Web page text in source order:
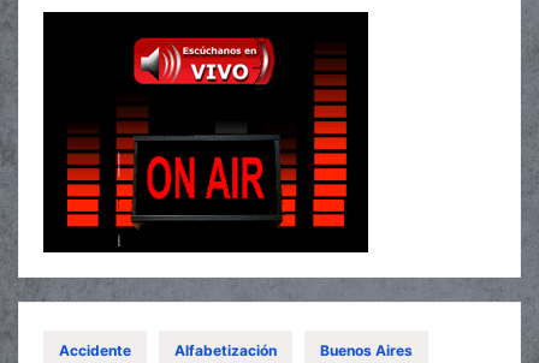
Accidente Alfabetización Buenos Aires